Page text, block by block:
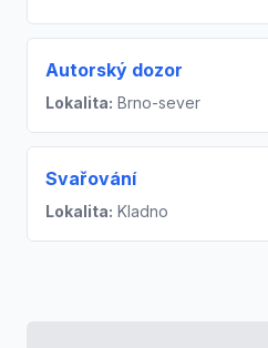
Autorský dozor
Lokalita: Brno-sever
Svařování
Lokalita: Kladno